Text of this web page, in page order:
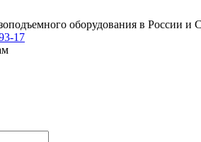
оборудования в России и
17